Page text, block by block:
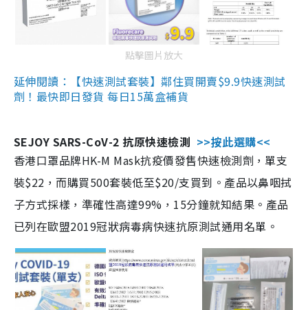
點擊圖片放大
延伸閱讀：【快速測試套裝】鄰住買開賣$9.9快速測試
劑！最快即日發貨 每日15萬盒補貨
SEJOY SARS-CoV-2 抗原快速檢測 >>按此選購<<
香港口罩品牌HK-M Mask抗疫價發售快速檢測劑，單支
裝$22，而購買500套裝低至$20/支買到。產品以鼻咽拭
子方式採樣，準確性高達99%，15分鐘就知結果。產品
已列在歐盟2019冠狀病毒病快速抗原測試通用名單。